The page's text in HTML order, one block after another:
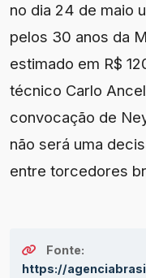
no dia 24 de maio
pelos 30 anos da
estimado em R$
técnico Carlo
convocação de
não será uma
entre torcedores
Fonte:
https://